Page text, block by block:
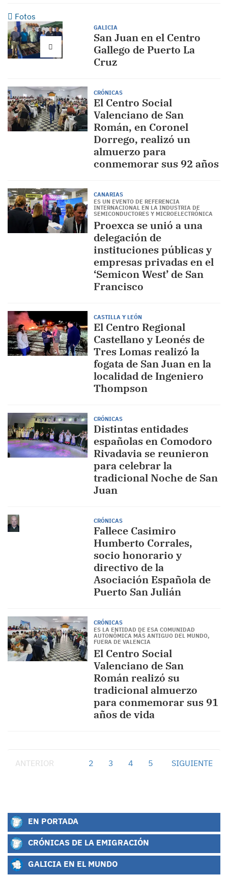
Fotos
GALICIA
San Juan en el Centro
Gallego de Puerto La
Cruz
CRÓNICAS
El Centro Social
Valenciano de San
Román, en Coronel
Dorrego, realizó un
almuerzo para
conmemorar sus 92 años
CANARIAS
ES UN EVENTO DE REFERENCIA
INTERNACIONAL EN LA INDUSTRIA DE
SEMICONDUCTORES Y MICROELECTRÓNICA
Proexca se unió a una
delegación de
instituciones públicas y
empresas privadas en el
‘Semicon West’ de San
Francisco
CASTILLA Y LEÓN
El Centro Regional
Castellano y Leonés de
Tres Lomas realizó la
fogata de San Juan en la
localidad de Ingeniero
Thompson
CRÓNICAS
Distintas entidades
españolas en Comodoro
Rivadavia se reunieron
para celebrar la
tradicional Noche de San
Juan
CRÓNICAS
Fallece Casimiro
Humberto Corrales,
socio honorario y
directivo de la
Asociación Española de
Puerto San Julián
CRÓNICAS
ES LA ENTIDAD DE ESA COMUNIDAD
AUTONÓMICA MÁS ANTIGUO DEL MUNDO,
FUERA DE VALENCIA
El Centro Social
Valenciano de San
Román realizó su
tradicional almuerzo
para conmemorar sus 91
años de vida
ANTERIOR 2 3 4 5 SIGUIENTE
EN PORTADA
CRÓNICAS DE LA EMIGRACIÓN
GALICIA EN EL MUNDO